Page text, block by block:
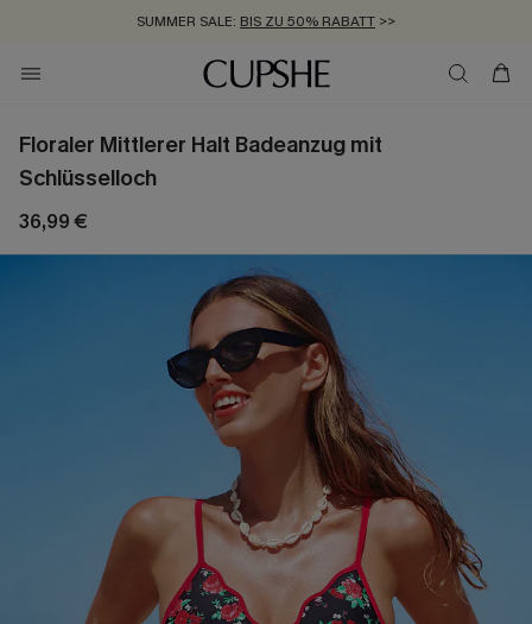
SUMMER SALE: BIS ZU 50% RABATT >>
ZUM NEWSLETTER:BIS ZU -20% EXTRA ERHALTEN
KOSTENLOSER VERSAND AB 89 €
Floraler Mittlerer Halt Badeanzug mit
Schlüsselloch
36,99 €